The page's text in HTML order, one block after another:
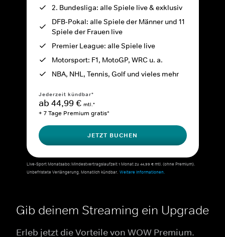
2. Bundesliga: alle Spiele live & exklusiv
DFB-Pokal: alle Spiele der Männer und 11
Spiele der Frauen live
Premier League: alle Spiele live
Motorsport: F1, MotoGP, WRC u. a.
NBA, NHL, Tennis, Golf und vieles mehr
Jederzeit kündbar*
ab 44,99 € mtl.*
+ 7 Tage Premium gratis*
JETZT BUCHEN
Live-Sport Monatsabo: Mindestvertragslaufzeit 1 Monat zu 44,99 € mtl. (ohne Premium).
Unbefristete Verlängerung. Monatlich kündbar. Weitere Informationen.
Gib deinem Streaming ein Upgrade
Erleb jetzt die Vorteile von WOW Premium.